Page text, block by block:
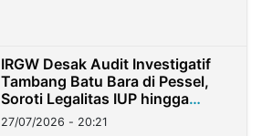
IRGW Desak Audit Investigatif
Tambang Batu Bara di Pessel,
Soroti Legalitas IUP hingga
Stockpile
27/07/2026 - 20:21